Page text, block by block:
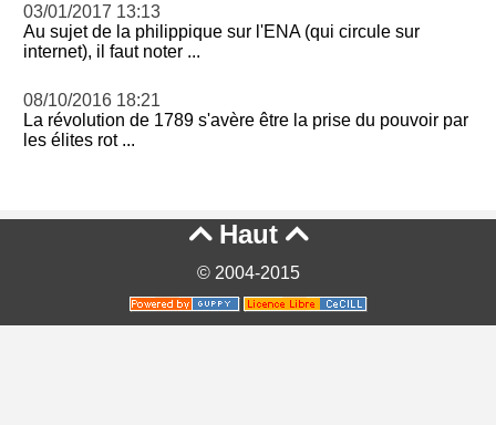
03/01/2017 13:13
Au sujet de la philippique sur l'ENA (qui circule sur
internet), il faut noter ...
08/10/2016 18:21
La révolution de 1789 s'avère être la prise du pouvoir par
les élites rot ...
Haut 
© 2004-2015